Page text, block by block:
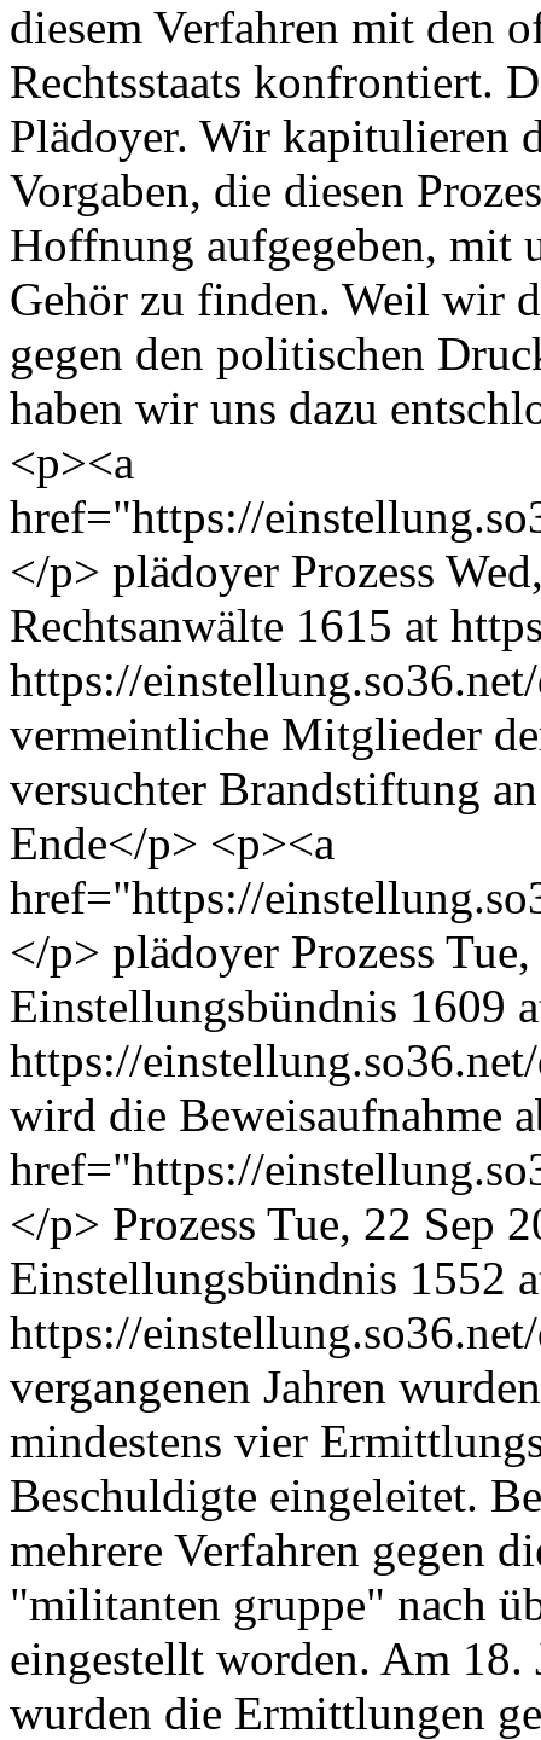
diesem Verfahren mit den
Rechtsstaats konfrontiert.
Plädoyer. Wir kapitulieren
Vorgaben, die diesen
Hoffnung aufgegeben, mit
Gehör zu finden. Weil wir
gegen den politischen
haben wir uns dazu
<p><a
href="https://
</p> plädoyer Prozess
Rechtsanwälte 1615 at
https://
vermeintliche Mitglieder
versuchter Brandstiftung
Ende</p> <p><a
href="https://
</p> plädoyer Prozess
Einstellungsbündnis 1609
https://
wird die Beweisaufnahme
href="https://
</p> Prozess Tue, 22 Sep
Einstellungsbündnis 1552
https://
vergangenen Jahren
mindestens vier
Beschuldigte eingeleitet.
mehrere Verfahren gegen
"militanten gruppe" nach
eingestellt worden. Am 18.
wurden die Ermittlungen